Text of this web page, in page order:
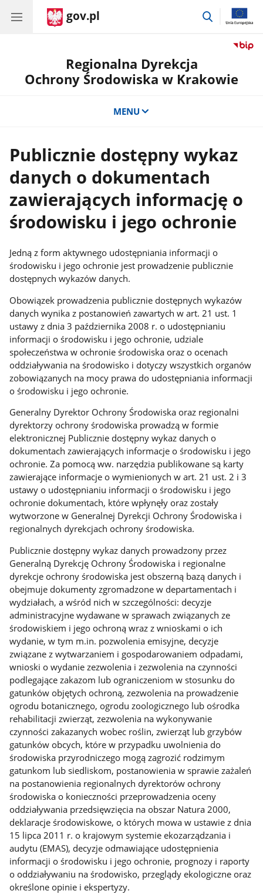
gov.pl
przejdź
Regionalna Dyrekcja
Ochrony Środowiska w Krakowie
MENU
Publicznie dostępny wykaz
danych o dokumentach
zawierających informację o
środowisku i jego ochronie
Jedną z form aktywnego udostępniania informacji o
środowisku i jego ochronie jest prowadzenie publicznie
dostępnych wykazów danych.
Obowiązek prowadzenia publicznie dostępnych wykazów
danych wynika z postanowień zawartych w art. 21 ust. 1
ustawy z dnia 3 października 2008 r. o udostępnianiu
informacji o środowisku i jego ochronie, udziale
społeczeństwa w ochronie środowiska oraz o ocenach
oddziaływania na środowisko i dotyczy wszystkich organów
zobowiązanych na mocy prawa do udostępniania informacji
o środowisku i jego ochronie.
Generalny Dyrektor Ochrony Środowiska oraz regionalni
dyrektorzy ochrony środowiska prowadzą w formie
elektronicznej Publicznie dostępny wykaz danych o
dokumentach zawierających informacje o środowisku i jego
ochronie. Za pomocą ww. narzędzia publikowane są karty
zawierające informacje o wymienionych w art. 21 ust. 2 i 3
ustawy o udostępnianiu informacji o środowisku i jego
ochronie dokumentach, które wpłynęły oraz zostały
wytworzone w Generalnej Dyrekcji Ochrony Środowiska i
regionalnych dyrekcjach ochrony środowiska.
Publicznie dostępny wykaz danych prowadzony przez
Generalną Dyrekcję Ochrony Środowiska i regionalne
dyrekcje ochrony środowiska jest obszerną bazą danych i
obejmuje dokumenty zgromadzone w departamentach i
wydziałach, a wśród nich w szczególności: decyzje
administracyjne wydawane w sprawach związanych ze
środowiskiem i jego ochroną wraz z wnioskami o ich
wydanie, w tym m.in. pozwolenia emisyjne, decyzje
związane z wytwarzaniem i gospodarowaniem odpadami,
wnioski o wydanie zezwolenia i zezwolenia na czynności
podlegające zakazom lub ograniczeniom w stosunku do
gatunków objętych ochroną, zezwolenia na prowadzenie
ogrodu botanicznego, ogrodu zoologicznego lub ośrodka
rehabilitacji zwierząt, zezwolenia na wykonywanie
czynności zakazanych wobec roślin, zwierząt lub grzybów
gatunków obcych, które w przypadku uwolnienia do
środowiska przyrodniczego mogą zagrozić rodzimym
gatunkom lub siedliskom, postanowienia w sprawie zażaleń
na postanowienia regionalnych dyrektorów ochrony
środowiska o konieczności przeprowadzenia oceny
oddziaływania przedsięwzięcia na obszar Natura 2000,
deklaracje środowiskowe, o których mowa w ustawie z dnia
15 lipca 2011 r. o krajowym systemie ekozarządzania i
audytu (EMAS), decyzje odmawiające udostępnienia
informacji o środowisku i jego ochronie, prognozy i raporty
o oddziaływaniu na środowisko, przeglądy ekologiczne oraz
określone opinie i ekspertyzy.